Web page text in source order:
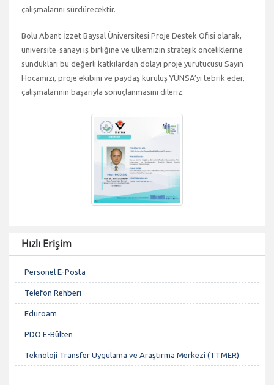
çalışmalarını sürdürecektir.
Bolu Abant İzzet Baysal Üniversitesi Proje Destek Ofisi olarak,
üniversite-sanayi iş birliğine ve ülkemizin stratejik önceliklerine
sundukları bu değerli katkılardan dolayı proje yürütücüsü Sayın
Hocamızı, proje ekibini ve paydaş kuruluş YÜNSA’yı tebrik eder,
çalışmalarının başarıyla sonuçlanmasını dileriz.
Hızlı Erişim
Personel E-Posta
Telefon Rehberi
Eduroam
PDO E-Bülten
Teknoloji Transfer Uygulama ve Araştırma Merkezi (TTMER)